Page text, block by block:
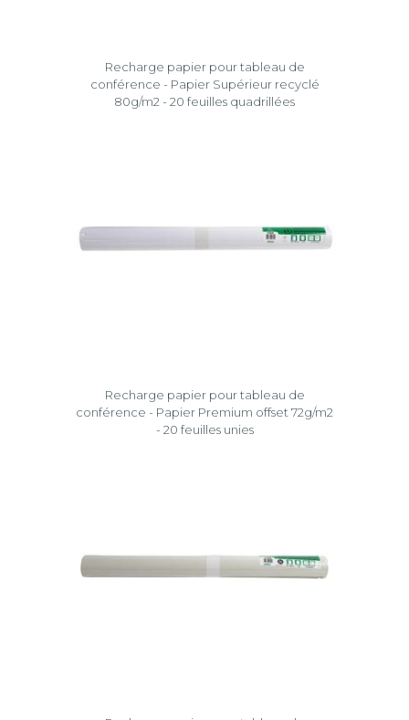
Recharge papier pour tableau de
conférence - Papier Supérieur recyclé
80g/m2 - 20 feuilles quadrillées
Recharge papier pour tableau de
conférence - Papier Premium offset 72g/m2
- 20 feuilles unies